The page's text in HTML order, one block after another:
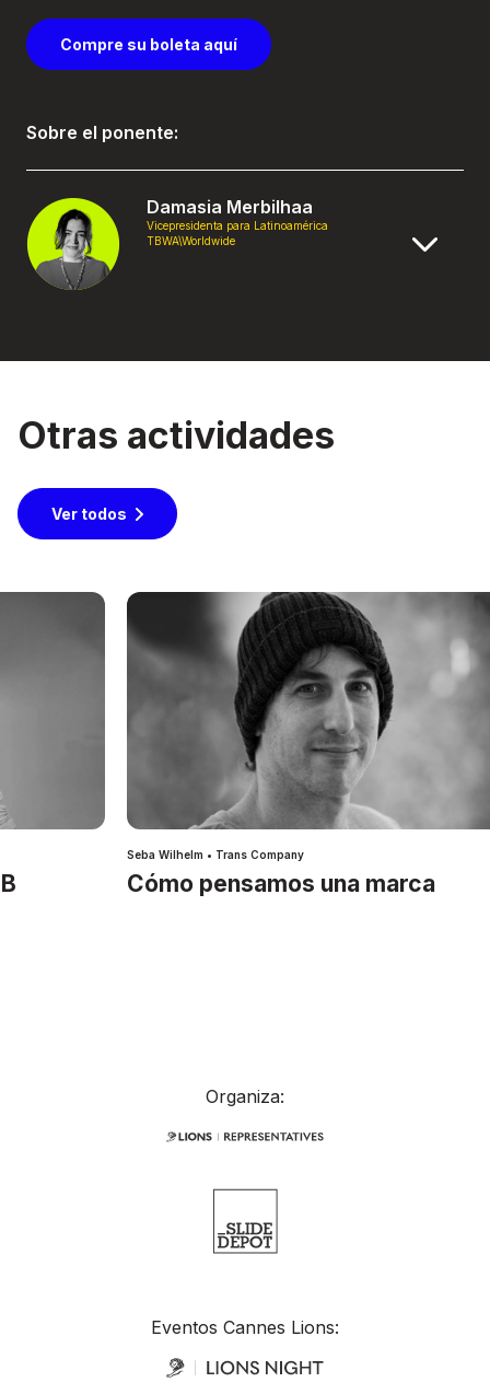
Compre su boleta aquí
Sobre el ponente:
Damasia Merbilhaa
Vicepresidenta para Latinoamérica
TBWA\Worldwide
Otras actividades
Ver todos
Seba Wilhelm • Trans Company
Cómo pensamos una marca
Organiza:
Eventos Cannes Lions: